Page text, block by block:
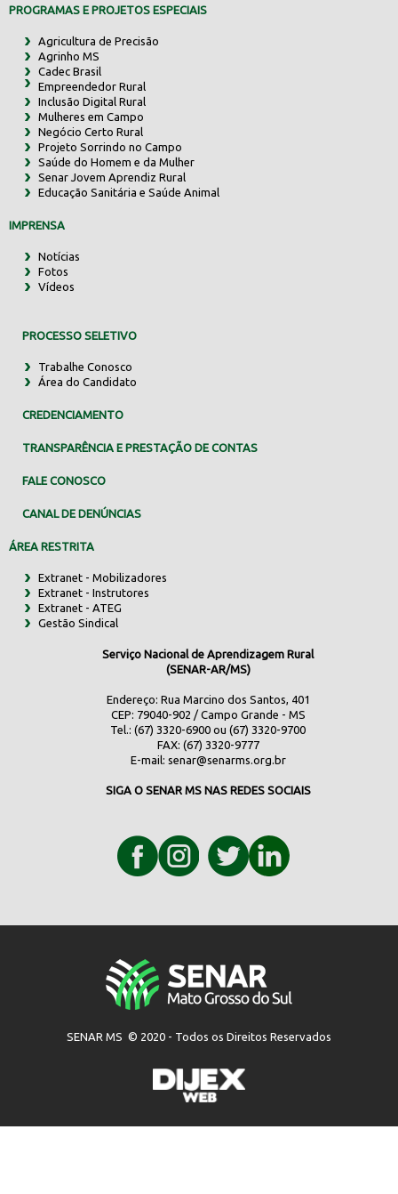
PROGRAMAS E PROJETOS ESPECIAIS
Agricultura de Precisão
Agrinho MS
Cadec Brasil
Empreendedor Rural
Inclusão Digital Rural
Mulheres em Campo
Negócio Certo Rural
Projeto Sorrindo no Campo
Saúde do Homem e da Mulher
Senar Jovem Aprendiz Rural
Educação Sanitária e Saúde Animal
IMPRENSA
Notícias
Fotos
Vídeos
PROCESSO SELETIVO
Trabalhe Conosco
Área do Candidato
CREDENCIAMENTO
TRANSPARÊNCIA E PRESTAÇÃO DE CONTAS
FALE CONOSCO
CANAL DE DENÚNCIAS
ÁREA RESTRITA
Extranet - Mobilizadores
Extranet - Instrutores
Extranet - ATEG
Gestão Sindical
Serviço Nacional de Aprendizagem Rural
(SENAR-AR/MS)
Endereço: Rua Marcino dos Santos, 401
CEP: 79040-902 / Campo Grande - MS
Tel.: (67) 3320-6900 ou (67) 3320-9700
FAX: (67) 3320-9777
E-mail: senar@senarms.org.br
SIGA O SENAR MS NAS REDES SOCIAIS
SENAR MS © 2020 - Todos os Direitos Reservados